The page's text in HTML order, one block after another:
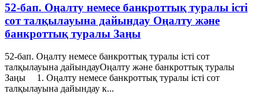
52-бап. Оңалту немесе банкроттық туралы істi
сот талқылауына дайындау Оңалту және
банкроттық туралы Заңы
52-бап. Оңалту немесе банкроттық туралы істi сот
талқылауына дайындауОңалту және банкроттық туралы
Заңы 1. Оңалту немесе банкроттық туралы iсті сот
талқылауына дайындау к...